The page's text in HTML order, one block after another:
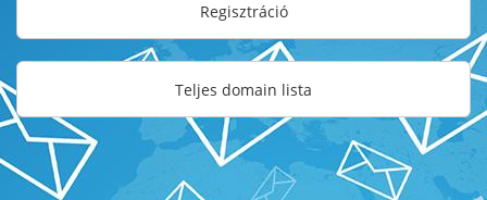
Regisztráció
Teljes domain lista